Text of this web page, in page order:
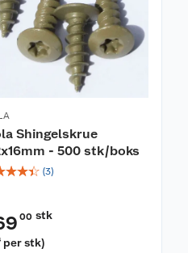
Shingelskrue
- 500 stk/boks
☆☆☆ (3)
00 stk
per stk)